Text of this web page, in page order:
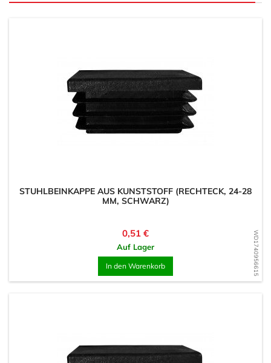
WD1740956615
STUHLBEINKAPPE AUS KUNSTSTOFF (RECHTECK, 24-28
MM, SCHWARZ)
Preis
0,51 €
Auf Lager
In den Warenkorb